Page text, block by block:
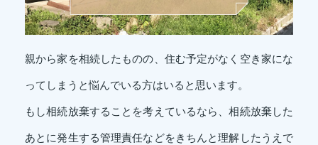
親から家を相続したものの、住む予定がなく空き家にな
ってしまうと悩んでいる方はいると思います。
もし相続放棄することを考えているなら、相続放棄した
あとに発生する管理責任などをきちんと理解したうえで